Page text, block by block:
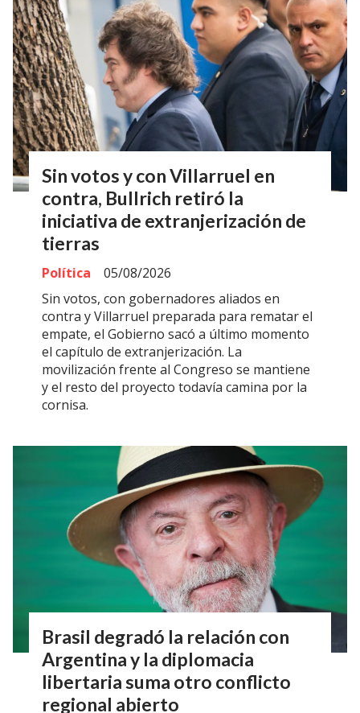
Sin votos y con Villarruel en
contra, Bullrich retiró la
iniciativa de extranjerización de
tierras
Política
05/08/2026
Sin votos, con gobernadores aliados en
contra y Villarruel preparada para rematar el
empate, el Gobierno sacó a último momento
el capítulo de extranjerización. La
movilización frente al Congreso se mantiene
y el resto del proyecto todavía camina por la
cornisa.
Brasil degradó la relación con
Argentina y la diplomacia
libertaria suma otro conflicto
regional abierto